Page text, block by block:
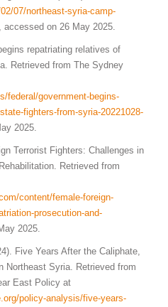
07/northeast-syria-camp-
, accessed on 26 May 2025.
repatriating relatives of
Retrieved from The Sydney
federal/government-begins-
fighters-from-syria-20221028-
2025.
Terrorist Fighters: Challenges in
Retrieved from
content/female-foreign-
prosecution-and-
2025.
Five Years After the Caliphate,
Northeast Syria. Retrieved from
East Policy at
policy-analysis/five-years-